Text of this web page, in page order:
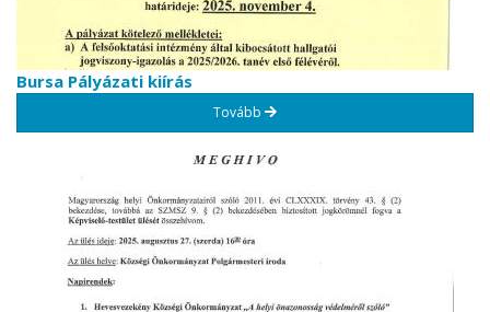
Bursa Pályázati kiírás
Tovább